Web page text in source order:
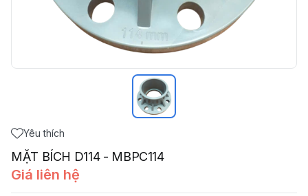
Yêu thích
MẶT BÍCH D114 - MBPC114
Giá liên hệ